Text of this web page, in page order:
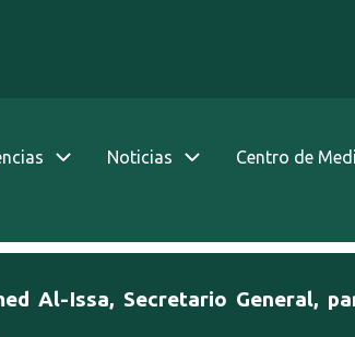
Noticias Centro de
Al-Issa, Secretario General,